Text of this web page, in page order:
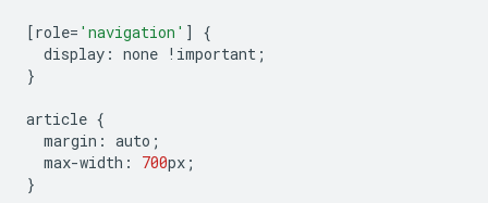
[role= 'navigation' ]
{
display : none ! important ;
}
article {
margin : auto ;
max-width : 700px ;
}